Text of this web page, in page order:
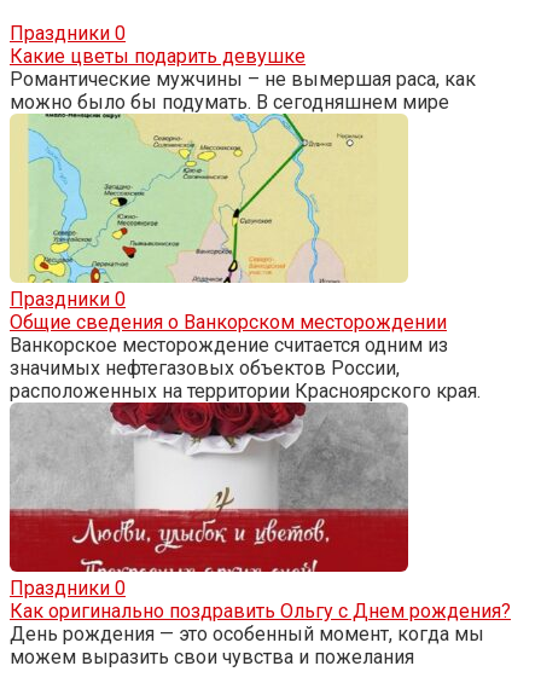
Праздники 0
Какие цветы подарить девушке
Романтические мужчины – не вымершая раса, как
можно было бы подумать. В сегодняшнем мире
Праздники 0
Общие сведения о Ванкорском месторождении
Ванкорское месторождение считается одним из
значимых нефтегазовых объектов России,
расположенных на территории Красноярского края.
Праздники 0
Как оригинально поздравить Ольгу с Днем рождения?
День рождения — это особенный момент, когда мы
можем выразить свои чувства и пожелания